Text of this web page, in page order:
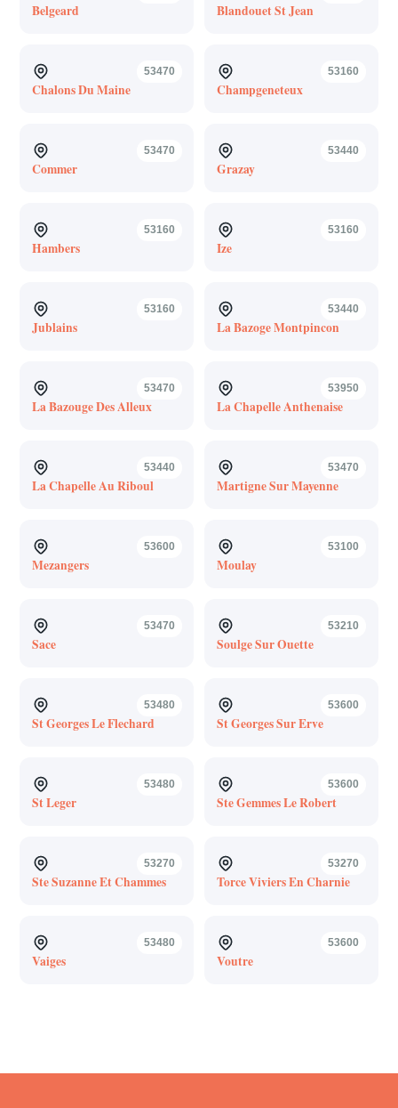
Belgeard Blandouet St Jean
53470
Chalons Du Maine
53160
Champgeneteux
53470
Commer
53440
Grazay
53160
Hambers
53160
Ize
53160
Jublains
53440
La Bazoge Montpincon
53470
La Bazouge Des Alleux
53950
La Chapelle Anthenaise
53440
La Chapelle Au Riboul
53470
Martigne Sur Mayenne
53600
Mezangers
53100
Moulay
53470
Sace
53210
Soulge Sur Ouette
53480
St Georges Le Flechard
53600
St Georges Sur Erve
53480
St Leger
53600
Ste Gemmes Le Robert
53270
Ste Suzanne Et Chammes
53270
Torce Viviers En Charnie
53480
Vaiges
53600
Voutre